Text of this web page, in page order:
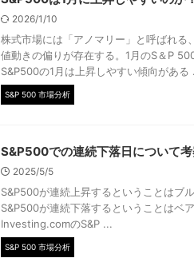
2026/1/10
株式市場には「アノマリー」と呼ばれ
値動きの偏りが存在する。1月のS＆P
S&P500の1月は上昇しやすい傾向がある
S&P 500 市場分析
S&P500での連続下落日について
2025/5/5
S&P500が連続上昇するということはブ
S&P500が連続下落するということはベ
Investing.comのS&P ...
S&P 500 市場分析